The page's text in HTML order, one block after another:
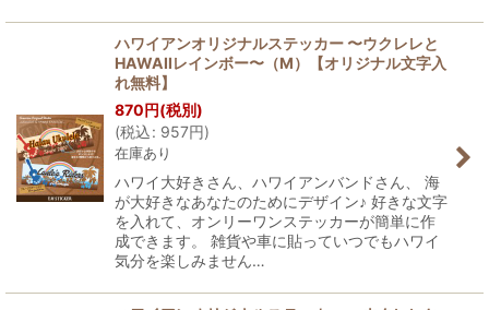
ハワイアンオリジナルステッカー 〜ウクレレと
HAWAIIレインボー〜（M）【オリジナル文字入
れ無料】
870円(税別)
(税込: 957円)
在庫あり
ハワイ大好きさん、ハワイアンバンドさん、 海
が大好きなあなたのためにデザイン♪ 好きな文字
を入れて、オンリーワンステッカーが簡単に作
成できます。 雑貨や車に貼っていつでもハワイ
気分を楽しみません…